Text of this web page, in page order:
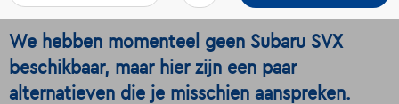
We hebben momenteel geen Subaru SVX
beschikbaar, maar hier zijn een paar
alternatieven die je misschien aanspreken.